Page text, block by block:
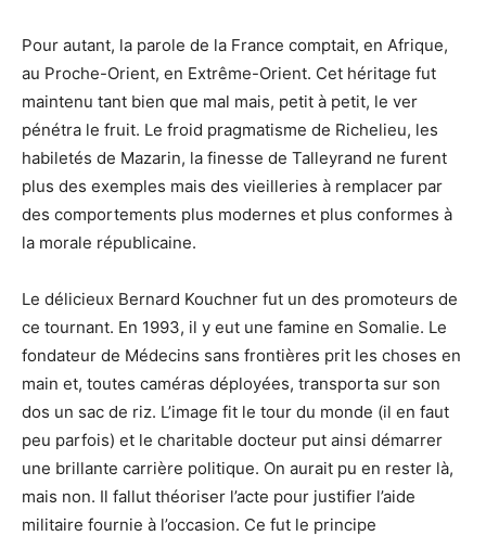
Pour autant, la parole de la France comptait, en Afrique,
au Proche-Orient, en Extrême-Orient. Cet héritage fut
maintenu tant bien que mal mais, petit à petit, le ver
pénétra le fruit. Le froid pragmatisme de Richelieu, les
habiletés de Mazarin, la finesse de Talleyrand ne furent
plus des exemples mais des vieilleries à remplacer par
des comportements plus modernes et plus conformes à
la morale républicaine.
Le délicieux Bernard Kouchner fut un des promoteurs de
ce tournant. En 1993, il y eut une famine en Somalie. Le
fondateur de Médecins sans frontières prit les choses en
main et, toutes caméras déployées, transporta sur son
dos un sac de riz. L’image fit le tour du monde (il en faut
peu parfois) et le charitable docteur put ainsi démarrer
une brillante carrière politique. On aurait pu en rester là,
mais non. Il fallut théoriser l’acte pour justifier l’aide
militaire fournie à l’occasion. Ce fut le principe